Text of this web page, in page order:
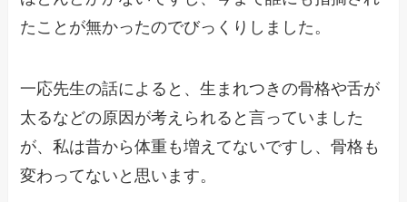
たことが無かったのでびっくりしました。
一応先生の話によると、生まれつきの骨格や舌が
太るなどの原因が考えられると言っていました
が、私は昔から体重も増えてないですし、骨格も
変わってないと思います。